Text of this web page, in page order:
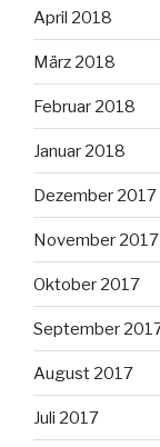
April 2018
März 2018
Februar 2018
Januar 2018
Dezember 2017
November 2017
Oktober 2017
September
August 2017
Juli 2017